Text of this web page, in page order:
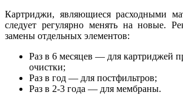
Картриджи, являющиеся расходными
следует регулярно менять на новые.
замены отдельных элементов:
Раз в 6 месяцев — для картриджей
очистки;
Раз в год — для постфильтров;
Раз в 2-3 года — для мембраны.